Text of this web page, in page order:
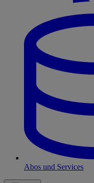
Abos und Services